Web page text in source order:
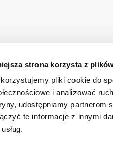
strona korzysta z
pliki cookie do
i analizować
udostępniamy partnerom
te informacje z innymi
z o.o., Bestwińska 143, 43-346